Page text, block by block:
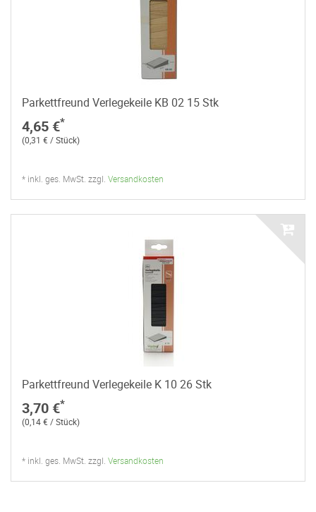
Parkettfreund Verlegekeile KB 02 15 Stk
4,65 €*
(0,31 € / Stück)
* inkl. ges. MwSt. zzgl. Versandkosten
Parkettfreund Verlegekeile K 10 26 Stk
3,70 €*
(0,14 € / Stück)
* inkl. ges. MwSt. zzgl. Versandkosten